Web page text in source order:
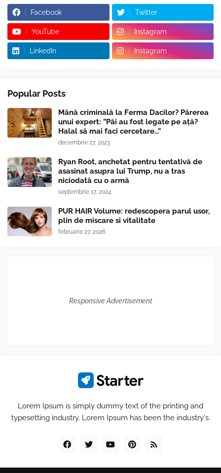
Facebook Twitter
YouTube Instagram
LinkedIn Instagram
Popular Posts
Mână criminală la Ferma Dacilor? Părerea
unui expert: ”Păi au fost legate pe ață?
Halal să mai faci cercetare...”
decembrie 27, 2023
Ryan Root, anchetat pentru tentativă de
asasinat asupra lui Trump, nu a tras
niciodată cu o armă
septembrie 17, 2024
PUR HAIR Volume: redescopera parul usor,
plin de miscare si vitalitate
februarie 27, 2026
Responsive Advertisement
Lorem Ipsum is simply dummy text of the printing and
typesetting industry. Lorem Ipsum has been the industry's.